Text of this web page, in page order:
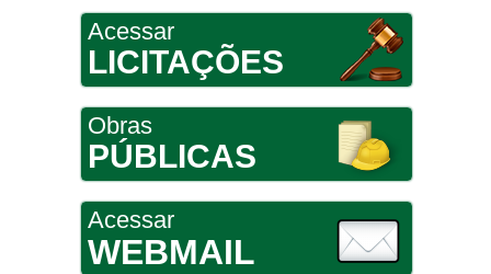
Acessar
LICITAÇÕES
Obras
PÚBLICAS
Acessar
WEBMAIL